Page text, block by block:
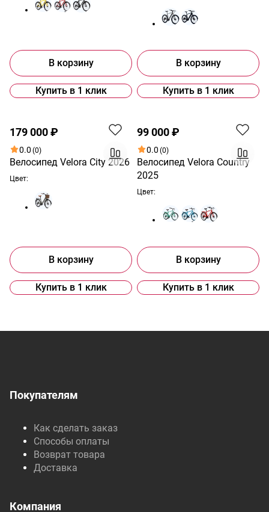
В корзину
Купить в 1 клик
В корзину
Купить в 1 клик
Новинка
179 000 ₽
0.0 (0)
Велосипед Velora City 2026
Цвет:
В корзину
Купить в 1 клик
99 000 ₽
0.0 (0)
Велосипед Velora Country
2025
Цвет:
В корзину
Купить в 1 клик
Покупателям
Как сделать заказ
Способы оплаты
Возврат товара
Доставка
Компания